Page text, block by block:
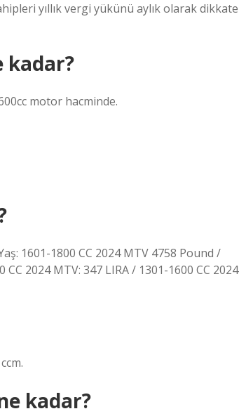
yıllık vergi yükünü aylık olarak dikkate
kadar?
motor hacminde.
1601-1800 CC 2024 MTV 4758 Pound /
2024 MTV: 347 LIRA / 1301-1600 CC 2024
kadar?